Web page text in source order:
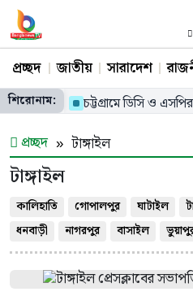
প্রচ্ছদ জাতীয় সারাদেশ
শিরোনাম:
বিতরণ চট্টগ্রামে ডিসি ও
প্রচ্ছদ টাঙ্গাইল
টাঙ্গাইল
কালিহাতি গোপালপুর ঘাটাইল
ধনবাড়ী
নাগরপুর বাসাইল